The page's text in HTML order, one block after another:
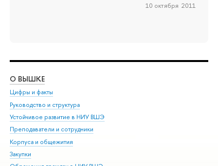
10 октября 2011
О ВЫШКЕ
Цифры и факты
Руководство и структура
Устойчивое развитие в НИУ ВШЭ
Преподаватели и сотрудники
Корпуса и общежития
Закупки